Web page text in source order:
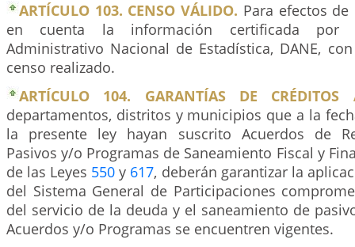
ARTÍCULO 103. CENSO VÁLIDO. Para efectos
en cuenta la información certificada por
Administrativo Nacional de Estadística, DANE,
censo realizado.
ARTÍCULO 104. GARANTÍAS DE CRÉDITOS
departamentos, distritos y municipios que a la
la presente ley hayan suscrito Acuerdos de
Pasivos y/o Programas de Saneamiento Fiscal y
de las Leyes 550 y 617, deberán garantizar la
del Sistema General de Participaciones
del servicio de la deuda y el saneamiento de
Acuerdos y/o Programas se encuentren vigentes.